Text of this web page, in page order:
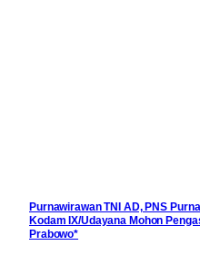
Purnawirawan TNI AD, PNS
Kodam IX/Udayana Mohon
Prabowo*